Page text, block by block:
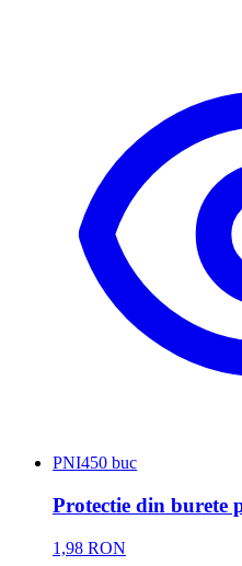
PNI450 buc
Protectie din burete
1,98 RON